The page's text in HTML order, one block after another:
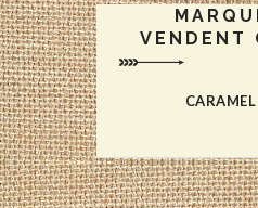
VENDENT